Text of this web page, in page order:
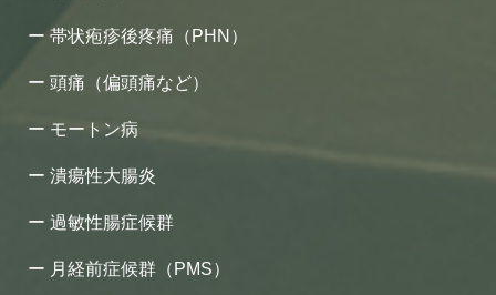
帯状疱疹後疼痛（PHN）
頭痛（偏頭痛など）
モートン病
潰瘍性大腸炎
過敏性腸症候群
月経前症候群（PMS）